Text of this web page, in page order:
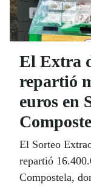
El Extra
repartió
euros en
El Sorteo
repartió
Compostela,